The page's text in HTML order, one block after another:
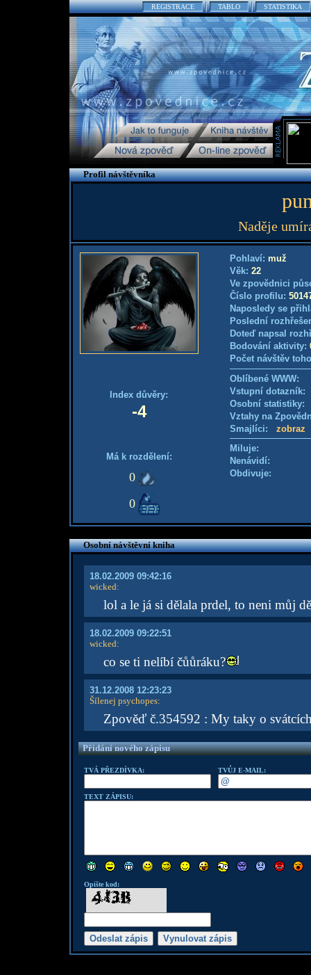
REGISTRACE TABLO STATISTIKA
Profil návštěvníka
Naděje
Index důvěry:
-4
Má k rozdělení:
0
0
Pohlaví: muž
Věk: 22
Ve zpovědnici
Číslo profilu:
Naposledy se
Poslední
Doteď napsal
Bodování aktivity:
Počet návštěv
Oblíbené WWW:
Vstupní
Osobní
Vztahy na
Smajlíci: zobraz
Miluje:
Nenávidí:
Obdivuje:
Osobní návštěvní kniha
18.02.2009 09:42:16
wicked:
lol a le já si dělala prdel, to neni můj
18.02.2009 09:22:51
wicked:
co se ti nelíbí čůůráku?
31.12.2008 12:23:23
Šílenej psychopes:
Zpověď č.354592 : My taky o
Přidání nového zápisu
TVÁ PŘEZDÍVKA: TVŮJ E-MAIL:
TEXT ZÁPISU:
Opište kod: